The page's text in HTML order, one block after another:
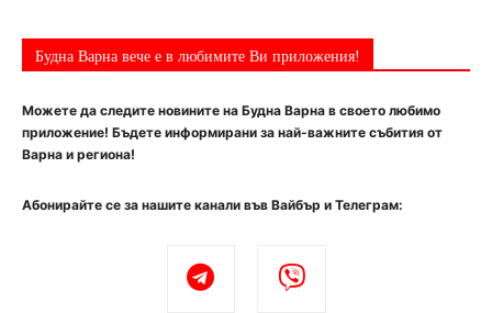
Будна Варна вече е в любимите Ви приложения!
Можете да следите новините на Будна Варна в своето любимо
приложение! Бъдете информирани за най-важните събития от
Варна и региона!
Абонирайте се за нашите канали във Вайбър и Телеграм: